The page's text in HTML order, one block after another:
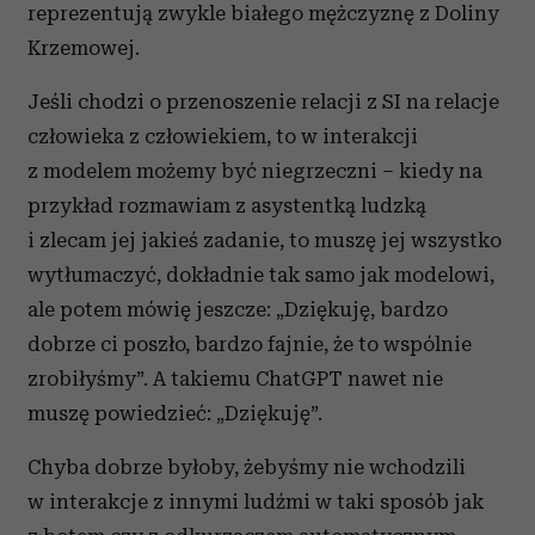
reprezentują zwykle białego mężczyznę z Doliny
Krzemowej.
Jeśli chodzi o przenoszenie relacji z SI na relacje
człowieka z człowiekiem, to w interakcji
z modelem możemy być niegrzeczni – kiedy na
przykład rozmawiam z asystentką ludzką
i zlecam jej jakieś zadanie, to muszę jej wszystko
wytłumaczyć, dokładnie tak samo jak modelowi,
ale potem mówię jeszcze: „Dziękuję, bardzo
dobrze ci poszło, bardzo fajnie, że to wspólnie
zrobiłyśmy”. A takiemu ChatGPT nawet nie
muszę powiedzieć: „Dziękuję”.
Chyba dobrze byłoby, żebyśmy nie wchodzili
w interakcje z innymi ludźmi w taki sposób jak